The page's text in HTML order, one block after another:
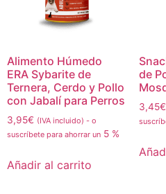
Alimento Húmedo
ERA Sybarite de
Ternera, Cerdo y Pollo
con Jabalí para Perros
3,95€ (IVA incluido) - o
suscríbete para ahorrar un 5 %
Añadir al carrito
de
3,45€